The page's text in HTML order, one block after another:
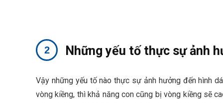
Những yếu tố thực sự ảnh
Vậy những yếu tố nào thực sự ảnh hưởng đến hình
vòng kiềng, thì khả năng con cũng bị vòng kiềng sẽ